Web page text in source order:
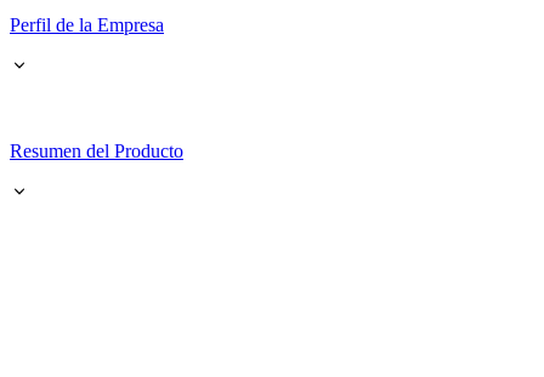
Perfil de la Empresa
Resumen del Producto